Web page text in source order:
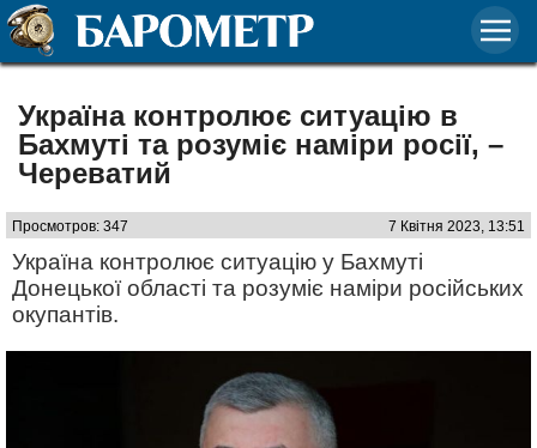
Україна контролює ситуацію в
Бахмуті та розуміє наміри росії, –
Череватий
Просмотров: 347 7 Квітня 2023, 13:51
Україна контролює ситуацію у Бахмуті
Донецької області та розуміє наміри російських
окупантів.